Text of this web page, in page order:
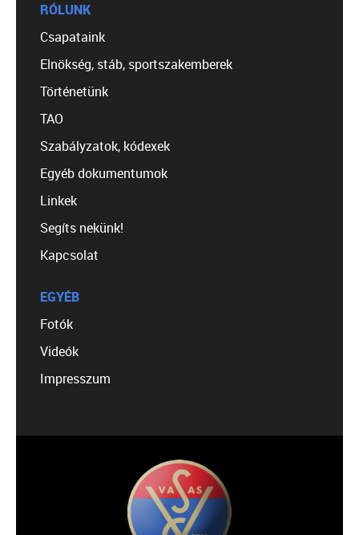
RÓLUNK
Csapataink
Elnökség, stáb, sportszakemberek
Történetünk
TAO
Szabályzatok, kódexek
Egyéb dokumentumok
Linkek
Segíts nekünk!
Kapcsolat
EGYÉB
Fotók
Videók
Impresszum